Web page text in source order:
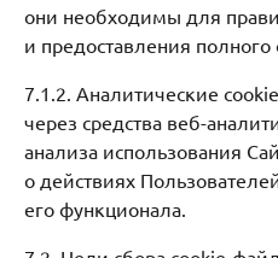
они необходимы для
и предоставления полного
7.1.2. Аналитические
через средства веб-
анализа использования
о действиях
его функционала.